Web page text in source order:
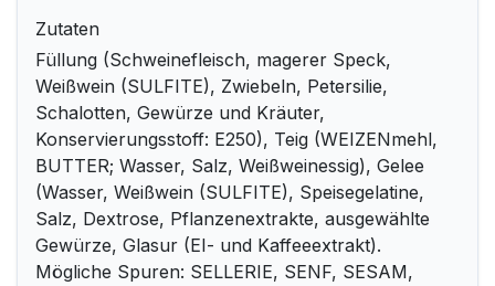
Zutaten
Füllung (Schweinefleisch, magerer Speck,
Weißwein (SULFITE), Zwiebeln, Petersilie,
Schalotten, Gewürze und Kräuter,
Konservierungsstoff: E250), Teig (WEIZENmehl,
BUTTER; Wasser, Salz, Weißweinessig), Gelee
(Wasser, Weißwein (SULFITE), Speisegelatine,
Salz, Dextrose, Pflanzenextrakte, ausgewählte
Gewürze, Glasur (EI- und Kaffeeextrakt).
Mögliche Spuren: SELLERIE, SENF, SESAM,